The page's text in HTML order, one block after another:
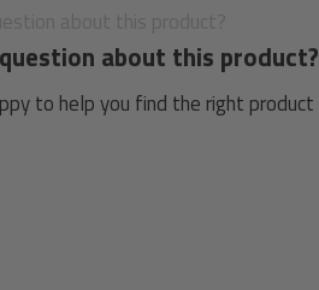
about this product?
to help you find the right product